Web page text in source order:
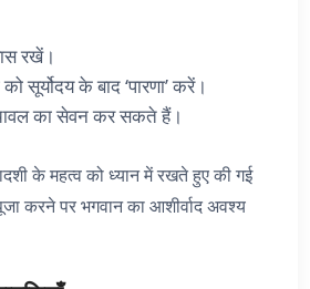
रखें।
सूर्योदय के बाद ‘पारणा’ करें।
का सेवन कर सकते हैं।
के महत्व को ध्यान में रखते हुए की गई
करने पर भगवान का आशीर्वाद अवश्य